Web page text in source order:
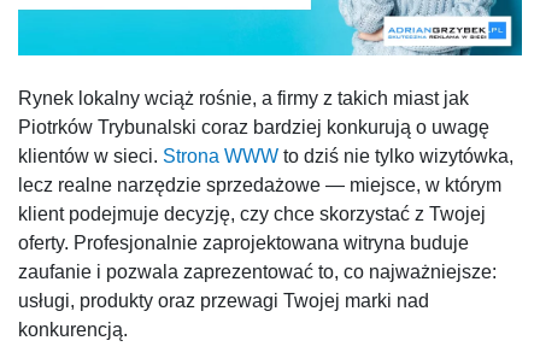
Rynek lokalny wciąż rośnie, a firmy z takich miast jak
Piotrków Trybunalski coraz bardziej konkurują o uwagę
klientów w sieci. Strona WWW to dziś nie tylko wizytówka,
lecz realne narzędzie sprzedażowe — miejsce, w którym
klient podejmuje decyzję, czy chce skorzystać z Twojej
oferty. Profesjonalnie zaprojektowana witryna buduje
zaufanie i pozwala zaprezentować to, co najważniejsze:
usługi, produkty oraz przewagi Twojej marki nad
konkurencją.